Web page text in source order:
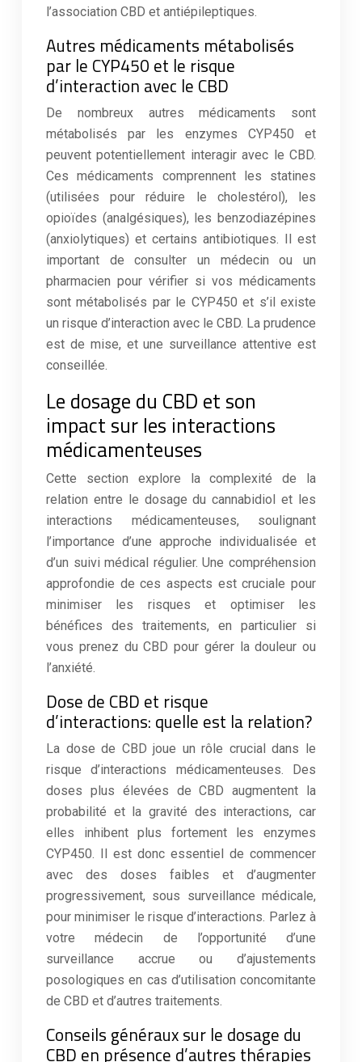
l’association CBD et antiépileptiques.
Autres médicaments métabolisés
par le CYP450 et le risque
d’interaction avec le CBD
De nombreux autres médicaments sont
métabolisés par les enzymes CYP450 et
peuvent potentiellement interagir avec le CBD.
Ces médicaments comprennent les statines
(utilisées pour réduire le cholestérol), les
opioïdes (analgésiques), les benzodiazépines
(anxiolytiques) et certains antibiotiques. Il est
important de consulter un médecin ou un
pharmacien pour vérifier si vos médicaments
sont métabolisés par le CYP450 et s’il existe
un risque d’interaction avec le CBD. La prudence
est de mise, et une surveillance attentive est
conseillée.
Le dosage du CBD et son
impact sur les interactions
médicamenteuses
Cette section explore la complexité de la
relation entre le dosage du cannabidiol et les
interactions médicamenteuses, soulignant
l’importance d’une approche individualisée et
d’un suivi médical régulier. Une compréhension
approfondie de ces aspects est cruciale pour
minimiser les risques et optimiser les
bénéfices des traitements, en particulier si
vous prenez du CBD pour gérer la douleur ou
l’anxiété.
Dose de CBD et risque
d’interactions: quelle est la relation?
La dose de CBD joue un rôle crucial dans le
risque d’interactions médicamenteuses. Des
doses plus élevées de CBD augmentent la
probabilité et la gravité des interactions, car
elles inhibent plus fortement les enzymes
CYP450. Il est donc essentiel de commencer
avec des doses faibles et d’augmenter
progressivement, sous surveillance médicale,
pour minimiser le risque d’interactions. Parlez à
votre médecin de l’opportunité d’une
surveillance accrue ou d’ajustements
posologiques en cas d’utilisation concomitante
de CBD et d’autres traitements.
Conseils généraux sur le dosage du
CBD en présence d’autres thérapies